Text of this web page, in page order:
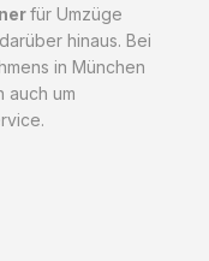
für Umzüge
hinaus. Bei
in München
auch um